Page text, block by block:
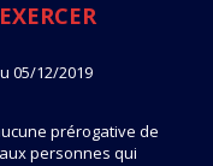
05/12/2019
prérogative de
personnes qui